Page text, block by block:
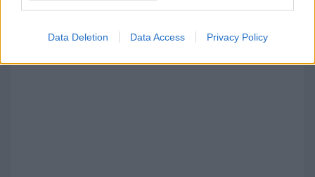
Data Deletion Data Access Privacy Policy